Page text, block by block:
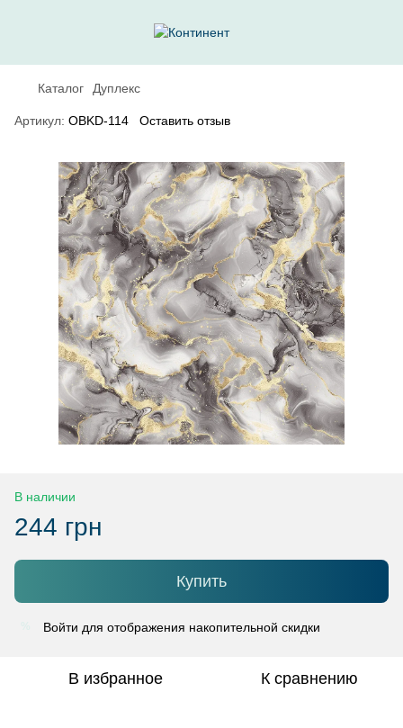
Каталог Дуплекс
Артикул: OBKD-114 Оставить отзыв
В наличии
244 грн
Купить
Войти для отображения накопительной скидки
В избранное К сравнению